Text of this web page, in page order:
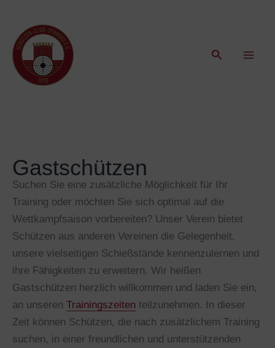
springen
Suchen
Gastschützen
Suchen Sie eine zusätzliche Möglichkeit für Ihr
Training oder möchten Sie sich optimal auf die
Wettkampfsaison vorbereiten? Unser Verein bietet
Schützen aus anderen Vereinen die Gelegenheit,
unsere vielseitigen Schießstände kennenzulernen und
ihre Fähigkeiten zu erweitern. Wir heißen
Gastschützen herzlich willkommen und laden Sie ein,
an unseren Trainingszeiten teilzunehmen. In dieser
Zeit können Schützen, die nach zusätzlichem Training
suchen, in einer freundlichen und unterstützenden